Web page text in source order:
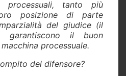
processuali, tanto più
posizione di parte
del giudice (il
il buon
processuale.
del difensore?